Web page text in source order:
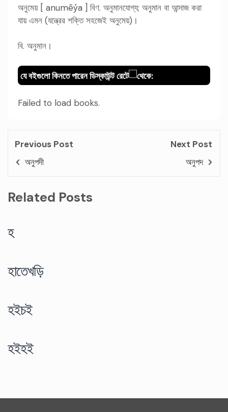
অনুমেয় [ anumēỷa ] বিণ. অনুমানযোগ্য; অনুমান বা আন্দাজ করা
যায় এমন (যন্ত্রের শক্তি সহজেই অনুমেয়)।
বি. অনুমান।
যে বইগুলো কিনতে পারেন ডিস্কাউন্ট রেটে থেকে:
Failed to load books.
Previous Post
অনুপদী
Next Post
অনুপদ
Related Posts
হ
হাতেখড়ি
হইচই
হইহই